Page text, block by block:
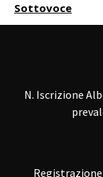
Sottovoce
N. Iscrizione